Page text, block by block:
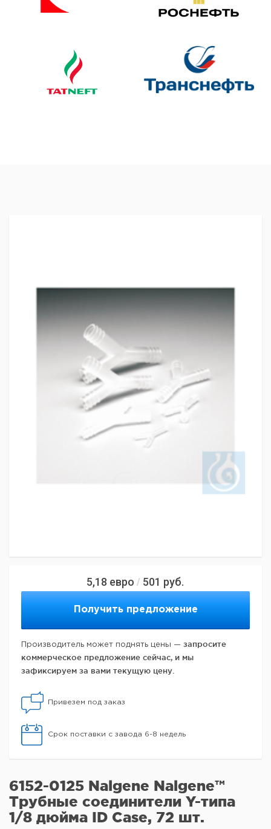
5,18 евро / 501 руб.
Получить предложение
Производитель может поднять цены — запросите
коммерческое предложение сейчас, и мы
зафиксируем за вами текущую цену.
Привезем под заказ
Срок поставки с завода 6-8 недель
6152-0125 Nalgene Nalgene™
Трубные соединители Y-типа
1/8 дюйма ID Case, 72 шт.